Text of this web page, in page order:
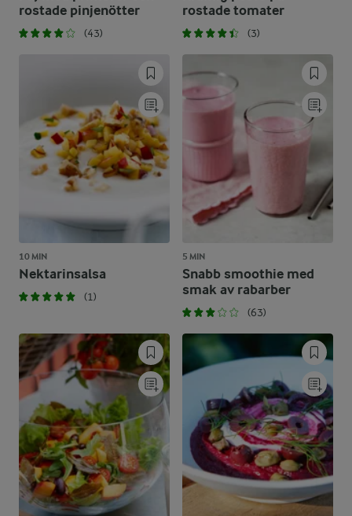
rostade pinjenötter
(43)
rostade tomater
(3)
10 MIN
Nektarinsalsa
(1)
5 MIN
Snabb smoothie med
smak av rabarber
(63)